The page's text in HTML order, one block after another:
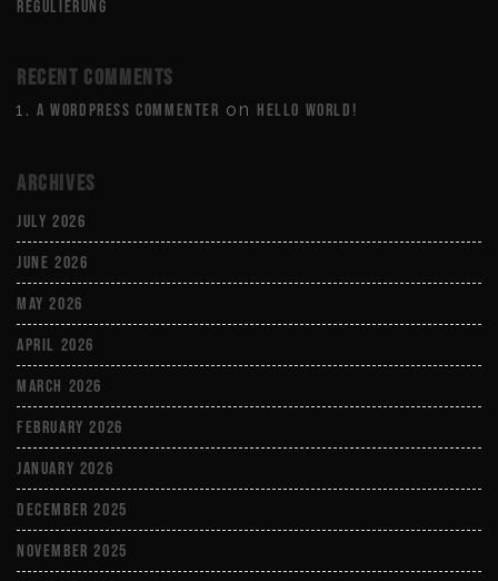
Regulierung
Recent Comments
A WordPress Commenter onHello world!
Archives
July 2026
June 2026
May 2026
April 2026
March 2026
February 2026
January 2026
December 2025
November 2025